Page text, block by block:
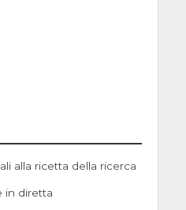
alla ricetta della ricerca
in diretta